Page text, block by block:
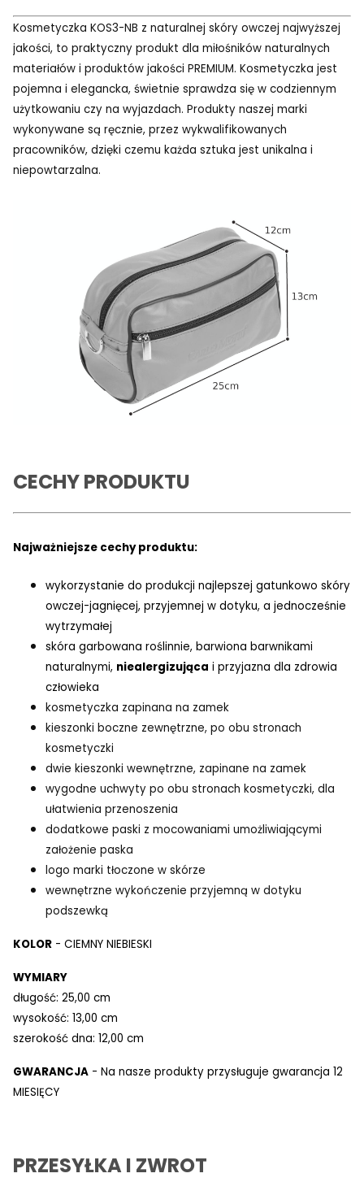
Kosmetyczka KOS3-NB z naturalnej skóry owczej najwyższej
jakości, to praktyczny produkt dla miłośników naturalnych
materiałów i produktów jakości PREMIUM. Kosmetyczka jest
pojemna i elegancka, świetnie sprawdza się w codziennym
użytkowaniu czy na wyjazdach. Produkty naszej marki
wykonywane są ręcznie, przez wykwalifikowanych
pracowników, dzięki czemu każda sztuka jest unikalna i
niepowtarzalna.
CECHY PRODUKTU
Najważniejsze cechy produktu:
wykorzystanie do produkcji najlepszej gatunkowo skóry
owczej-jagnięcej, przyjemnej w dotyku, a jednocześnie
wytrzymałej
skóra garbowana roślinnie, barwiona barwnikami
naturalnymi, niealergizująca i przyjazna dla zdrowia
człowieka
kosmetyczka zapinana na zamek
kieszonki boczne zewnętrzne, po obu stronach
kosmetyczki
dwie kieszonki wewnętrzne, zapinane na zamek
wygodne uchwyty po obu stronach kosmetyczki, dla
ułatwienia przenoszenia
dodatkowe paski z mocowaniami umożliwiającymi
założenie paska
logo marki tłoczone w skórze
wewnętrzne wykończenie przyjemną w dotyku
podszewką
KOLOR - CIEMNY NIEBIESKI
WYMIARY
długość: 25,00 cm
wysokość: 13,00 cm
szerokość dna: 12,00 cm
GWARANCJA - Na nasze produkty przysługuje gwarancja 12
MIESIĘCY
PRZESYŁKA I ZWROT